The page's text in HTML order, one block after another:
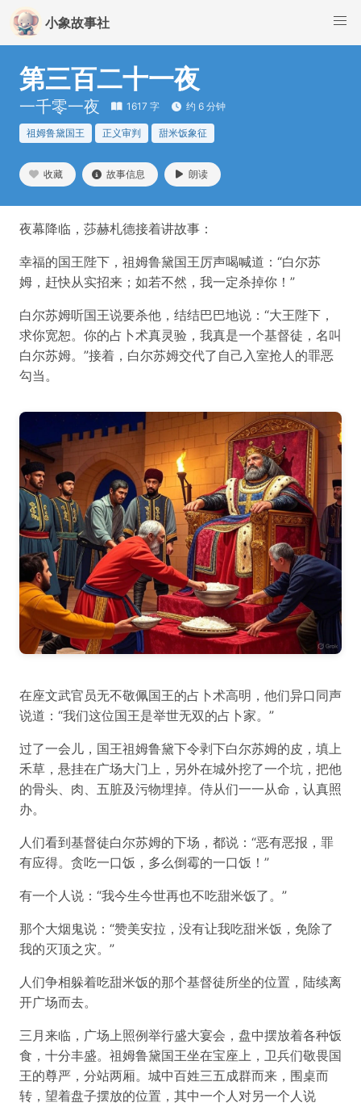
小象故事社
第三百二十一夜
一千零一夜 1617 字 约 6 分钟
祖姆鲁黛国王 正义审判 甜米饭象征
收藏 故事信息 朗读
夜幕降临，莎赫札德接着讲故事：
幸福的国王陛下，祖姆鲁黛国王厉声喝喊道：“白尔苏
姆，赶快从实招来；如若不然，我一定杀掉你！”
白尔苏姆听国王说要杀他，结结巴巴地说：“大王陛下，
求你宽恕。你的占卜术真灵验，我真是一个基督徒，名叫
白尔苏姆。”接着，白尔苏姆交代了自己入室抢人的罪恶
勾当。
在座文武官员无不敬佩国王的占卜术高明，他们异口同声
说道：“我们这位国王是举世无双的占卜家。”
过了一会儿，国王祖姆鲁黛下令剥下白尔苏姆的皮，填上
禾草，悬挂在广场大门上，另外在城外挖了一个坑，把他
的骨头、肉、五脏及污物埋掉。侍从们一一从命，认真照
办。
人们看到基督徒白尔苏姆的下场，都说：“恶有恶报，罪
有应得。贪吃一口饭，多么倒霉的一口饭！”
有一个人说：“我今生今世再也不吃甜米饭了。”
那个大烟鬼说：“赞美安拉，没有让我吃甜米饭，免除了
我的灭顶之灾。”
人们争相躲着吃甜米饭的那个基督徒所坐的位置，陆续离
开广场而去。
三月来临，广场上照例举行盛大宴会，盘中摆放着各种饭
食，十分丰盛。祖姆鲁黛国王坐在宝座上，卫兵们敬畏国
王的尊严，分站两厢。城中百姓三五成群而来，围桌而
转，望着盘子摆放的位置，其中一个人对另一个人说